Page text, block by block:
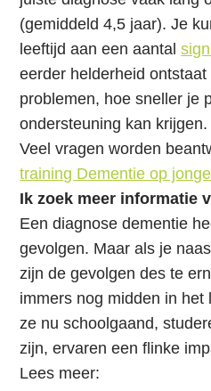
e
S
p
r
i
n
g
n
a
a
r
d
e
i
n
h
(gemiddeld 4,5 jaar). Je
leeftijd aan een aantal
eerder helderheid
problemen, hoe sneller je
ondersteuning kan krijgen.
Veel vragen worden
training Dementie op
Ik zoek meer informatie
Een diagnose dementie
gevolgen. Maar als je
zijn de gevolgen des te
immers nog midden in het
ze nu schoolgaand,
zijn, ervaren een flinke
Lees meer: